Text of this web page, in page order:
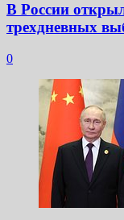
В России
трехдневных
0